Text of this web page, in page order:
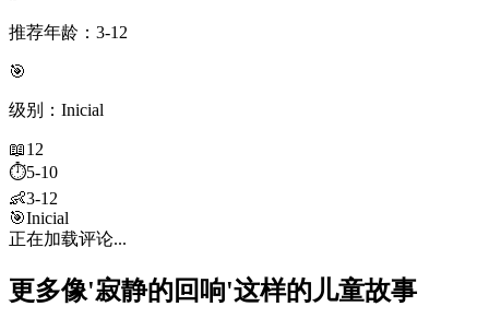
推荐年龄：3-12
🎯
级别：Inicial
📖12
⏱️5-10
👶3-12
🎯Inicial
正在加载评论...
更多像'寂静的回响'这样的儿童故事